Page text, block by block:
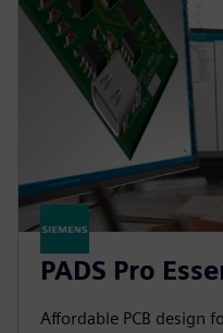
PADS Pro
Affordable PCB design